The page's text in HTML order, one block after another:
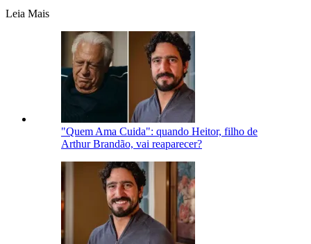
Leia Mais
"Quem Ama Cuida": quando Heitor, filho de
Arthur Brandão, vai reaparecer?